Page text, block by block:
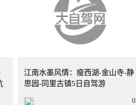
江南水墨风情：瘦西湖-金山寺-静
思园-同里古镇5日自驾游
0